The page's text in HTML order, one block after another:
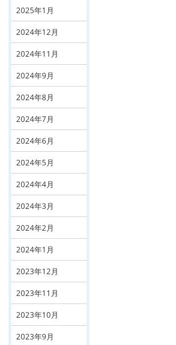
2025年1月
2024年12月
2024年11月
2024年9月
2024年8月
2024年7月
2024年6月
2024年5月
2024年4月
2024年3月
2024年2月
2024年1月
2023年12月
2023年11月
2023年10月
2023年9月